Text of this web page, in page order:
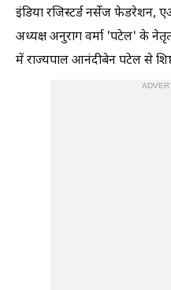
इंडिया रजिस्टर्ड नर्सेज
अध्यक्ष अनुराग वर्मा 'पटेल' के
में राज्यपाल आनंदीबेन पटेल से